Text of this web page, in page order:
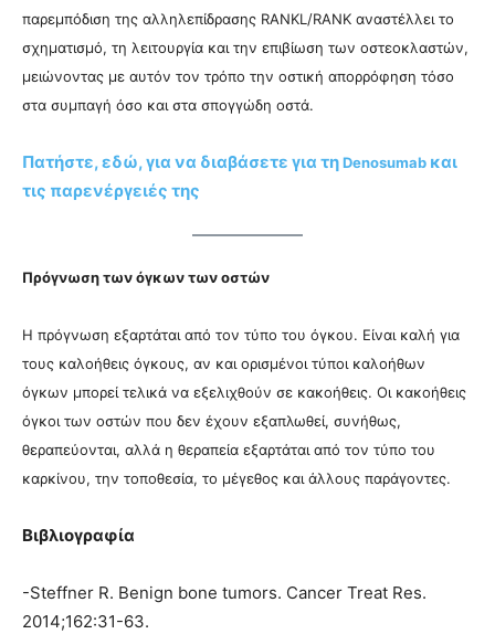
παρεμπόδιση της αλληλεπίδρασης RANKL/RANK αναστέλλει το
σχηματισμό, τη λειτουργία και την επιβίωση των οστεοκλαστών,
μειώνοντας με αυτόν τον τρόπο την οστική απορρόφηση τόσο
στα συμπαγή όσο και στα σπογγώδη οστά.
Πατήστε, εδώ, για να διαβάσετε για τηDenosumab και
τις παρενέργειές της
Πρόγνωση των όγκων των οστών
Η πρόγνωση εξαρτάται από τον τύπο του όγκου. Είναι καλή για
τους καλοήθεις όγκους, αν και ορισμένοι τύποι καλοήθων
όγκων μπορεί τελικά να εξελιχθούν σε κακοήθεις. Οι κακοήθεις
όγκοι των οστών που δεν έχουν εξαπλωθεί, συνήθως,
θεραπεύονται, αλλά η θεραπεία εξαρτάται από τον τύπο του
καρκίνου, την τοποθεσία, το μέγεθος και άλλους παράγοντες.
Βιβλιογραφία
-Steffner R. Benign bone tumors. Cancer Treat Res.
2014;162:31-63.